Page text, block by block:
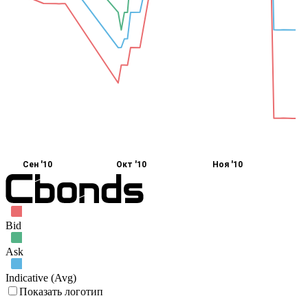
Сен '10 Окт '10 Ноя '10
Bid
Ask
Indicative (Avg)
Показать логотип